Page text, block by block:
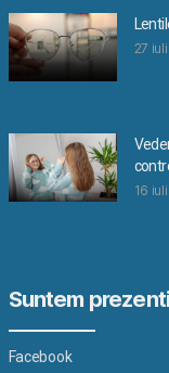
27
16
Suntem
Facebook